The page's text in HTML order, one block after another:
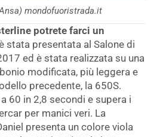
mondofuoristrada.it
potrete farci un
stata presentata al Salone di
ed è stata realizzata su una
modificata, più leggera e
precedente, la 650S.
60 in 2,8 secondi e supera i
per manici veri. La
presenta un colore viola